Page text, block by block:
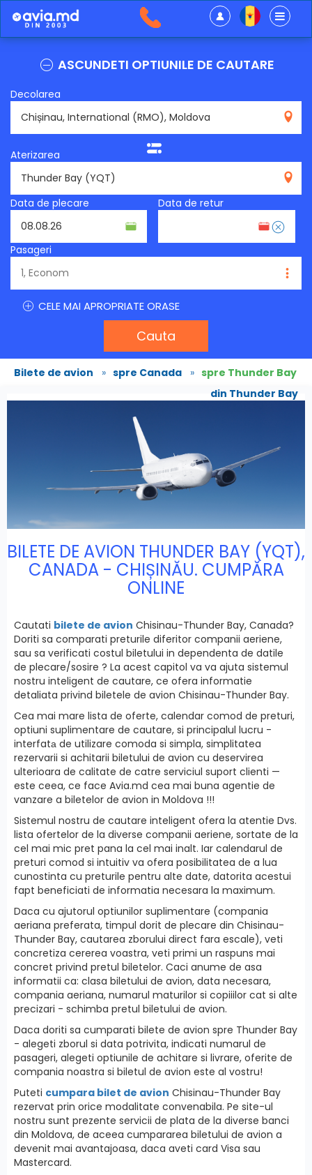
ASCUNDETI OPTIUNILE DE CAUTARE
Decolarea
Aterizarea
Data de plecare
Data de retur
Pasageri
CELE MAI APROPRIATE ORASE
Cauta
Bilete de avion » spre Canada » spre Thunder Bay
din Thunder Bay
BILETE DE AVION THUNDER BAY (YQT),
CANADA - CHIȘINĂU. CUMPĂRA
ONLINE
Cautati bilete de avion Chisinau-Thunder Bay, Canada?
Doriti sa comparati preturile diferitor companii aeriene,
sau sa verificati costul biletului in dependenta de datile
de plecare/sosire ? La acest capitol va va ajuta sistemul
nostru inteligent de cautare, ce ofera informatie
detaliata privind biletele de avion Chisinau-Thunder Bay.
Cea mai mare lista de oferte, calendar comod de preturi,
optiuni suplimentare de cautare, si principalul lucru -
interfatа de utilizare comoda si simpla, simplitatea
rezervarii si achitarii biletului de avion cu deservirea
ulterioara de calitate de catre serviciul suport clienti —
este ceea, ce face Avia.md cea mai buna agentie de
vanzare a biletelor de avion in Moldova !!!
Sistemul nostru de cautare inteligent ofera la atentie Dvs.
lista ofertelor de la diverse companii aeriene, sortate de la
cel mai mic pret pana la cel mai inalt. Iar calendarul de
preturi comod si intuitiv va ofera posibilitatea de a lua
cunostinta cu preturile pentru alte date, datorita acestui
fapt beneficiati de informatia necesara la maximum.
Daca cu ajutorul optiunilor suplimentare (compania
aeriana preferata, timpul dorit de plecare din Chisinau-
Thunder Bay, cautarea zborului direct fara escale), veti
concretiza cererea voastra, veti primi un raspuns mai
concret privind pretul biletelor. Caci anume de asa
informatii ca: clasa biletului de avion, data necesara,
compania aeriana, numarul maturilor si copiiilor cat si alte
precizari - schimba pretul biletului de avion.
Daca doriti sa cumparati bilete de avion spre Thunder Bay
- alegeti zborul si data potrivita, indicati numarul de
pasageri, alegeti optiunile de achitare si livrare, oferite de
compania noastra si biletul de avion este al vostru!
Puteti cumpara bilet de avion Chisinau-Thunder Bay
rezervat prin orice modalitate convenabila. Pe site-ul
nostru sunt prezente servicii de plata de la diverse banci
din Moldova, de aceea cumpararea biletului de avion a
devenit mai avantajoasa, daca aveti card Visa sau
Mastercard.